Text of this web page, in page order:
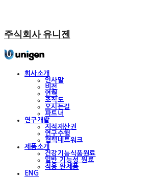
주식회사 유니젠
회사소개
인사말
비전
연혁
조직도
오시는길
파트너
연구개발
지적재산권
연구수행
협력네트워크
제품소개
건강기능식품원료
일반 기능성 원료
적용 완제품
ENG